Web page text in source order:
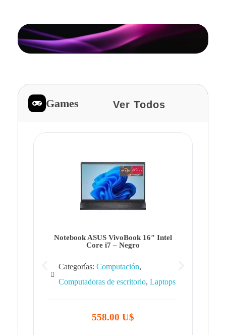
Games Ver Todos
Notebook ASUS VivoBook 16″ Intel
Core i7 – Negro
Categorías: Computación,
Computadoras de escritorio, Laptops
558.00 U$